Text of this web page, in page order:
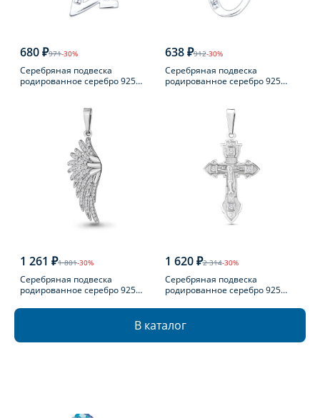
680 ₽971-30%
Серебряная подвеска
родированное серебро 925
638 ₽912-30%
Серебряная подвеска
родированное серебро 925
1 261 ₽1 801-30%
Серебряная подвеска
родированное серебро 925
1 620 ₽2 314-30%
Серебряная подвеска
родированное серебро 925
В каталог